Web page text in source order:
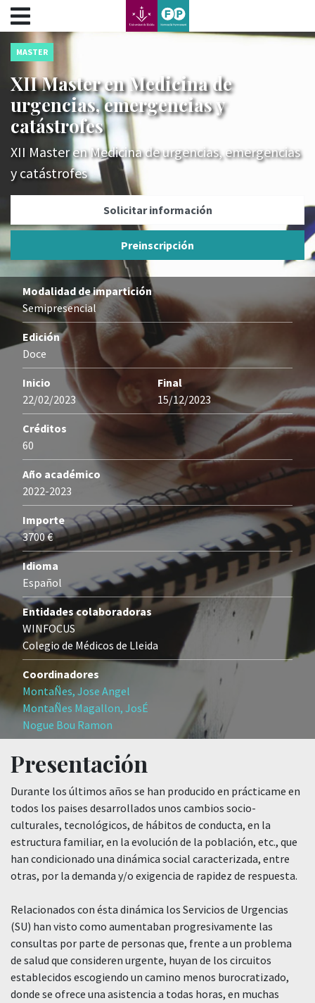
???label.access.jump.content???
???label.access.jump.header???
???label.access.jump.footer???
???label.access.jump.menu???
MASTER
XII Master en Medicina de
urgencias, emergencias y
catástrofes
XII Master en Medicina de urgencias, emergencias
y catástrofes
Solicitar información
Preinscripción
Modalidad de impartición
Semipresencial
Edición
Doce
Inicio
22/02/2023
Final
15/12/2023
Créditos
60
Año académico
2022-2023
Importe
3700 €
Idioma
Español
Entidades colaboradoras
WINFOCUS
Colegio de Médicos de Lleida
Coordinadores
MontaÑes, Jose Angel
MontaÑes Magallon, JosÉ
Nogue Bou Ramon
Presentación
Durante los últimos años se han producido en prácticame en
todos los paises desarrollados unos cambios socio-
culturales, tecnológicos, de hábitos de conducta, en la
estructura familiar, en la evolución de la población, etc., que
han condicionado una dinámica social caracterizada, entre
otras, por la demanda y/o exigencia de rapidez de respuesta.
Relacionados con ésta dinámica los Servicios de Urgencias
(SU) han visto como aumentaban progresivamente las
consultas por parte de personas que, frente a un problema
de salud que consideren urgente, huyan de los circuitos
establecidos escogiendo un camino menos burocratizado,
donde se ofrece una asistencia a todas horas, en muchas